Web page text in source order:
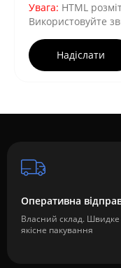
Увага: HTML
Використовуйте
Надіслати
Оперативна
Власний склад. Швидке
якісне пакування